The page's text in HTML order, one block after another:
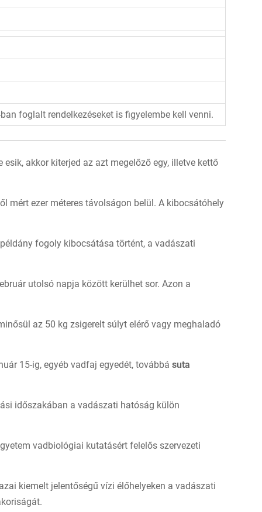
foglalt rendelkezéseket is figyelembe kell venni.
akkor kiterjed az azt megelőző egy, illetve kettő
mért ezer méteres távolságon belül. A kibocsátóhely
fogoly kibocsátása történt, a vadászati
utolsó napja között kerülhet sor. Azon a
az 50 kg zsigerelt súlyt elérő vagy meghaladó
15-ig, egyéb vadfaj egyedét, továbbá suta
időszakában a vadászati hatóság külön
vadbiológiai kutatásért felelős szervezeti
kiemelt jelentőségű vízi élőhelyeken a vadászati